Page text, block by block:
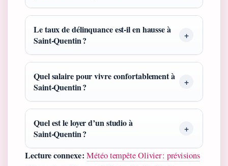
Le taux de délinquance est‑il en hausse à
Saint‑Quentin ?
Quel salaire pour vivre confortablement à
Saint‑Quentin ?
Quel est le loyer d’un studio à
Saint‑Quentin ?
Lecture connexe : Météo tempête Olivier : prévisions